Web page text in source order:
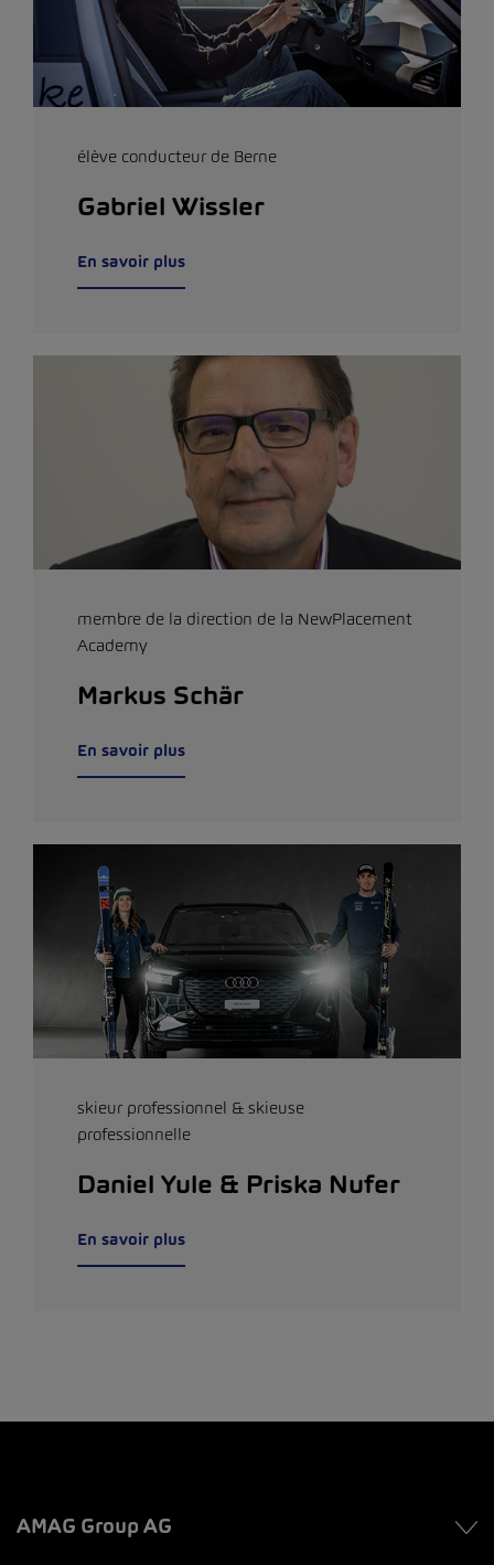
élève conducteur de Berne
Gabriel Wissler
En savoir plus
membre de la direction de la NewPlacement
Academy
Markus Schär
En savoir plus
skieur professionnel & skieuse
professionnelle
Daniel Yule & Priska Nufer
En savoir plus
AMAG Group AG